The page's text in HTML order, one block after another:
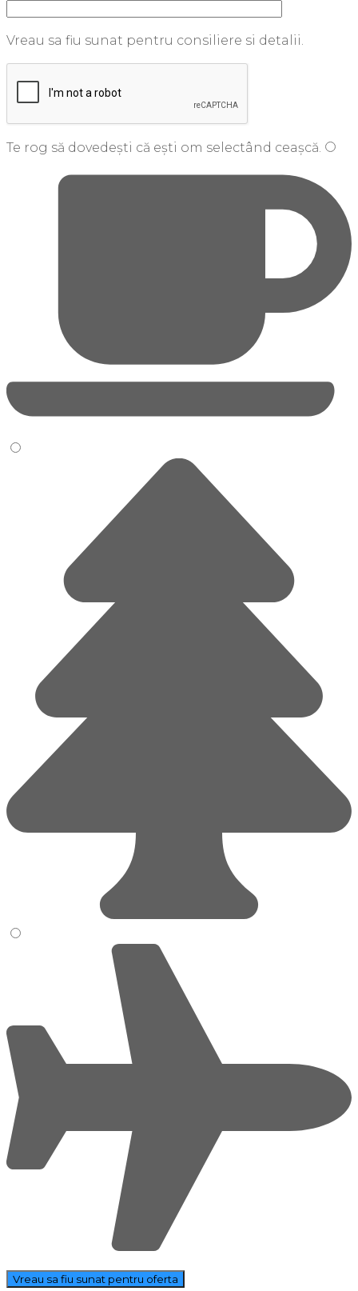
Vreau sa fiu sunat pentru consiliere si detalii.
Te rog să dovedești că ești om selectând ceașcă